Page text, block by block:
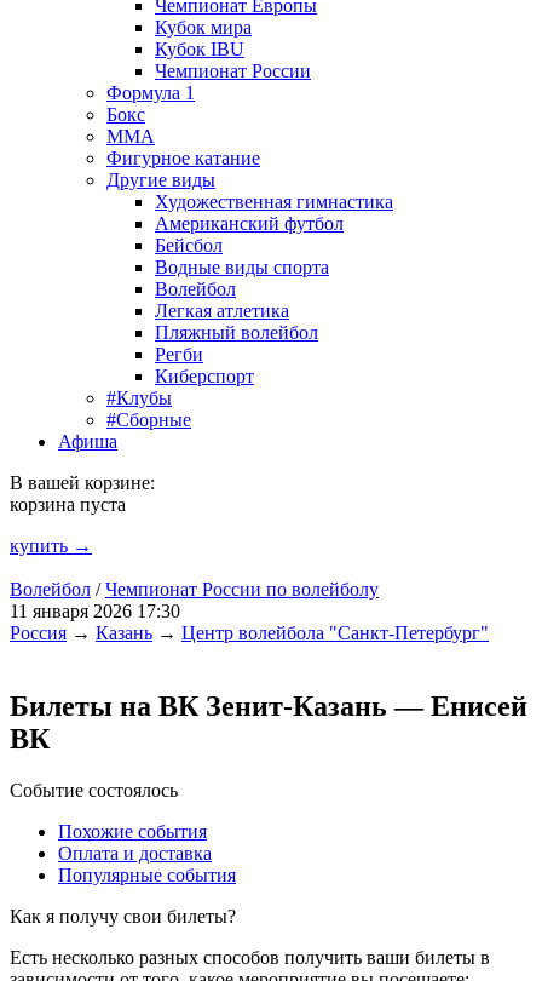
Чемпионат Европы
Кубок мира
Кубок IBU
Чемпионат России
Формула 1
Бокс
MMA
Фигурное катание
Другие виды
Художественная гимнастика
Американский футбол
Бейсбол
Водные виды спорта
Волейбол
Легкая атлетика
Пляжный волейбол
Регби
Киберспорт
#Клубы
#Сборные
Афиша
В вашей корзине:
корзина пуста
купить →
Волейбол /Чемпионат России по волейболу
11 января 2026 17:30
Россия → Казань → Центр волейбола "Санкт-Петербург"
Билеты на ВК Зенит-Казань — Енисей
ВК
Событие состоялось
Похожие события
Оплата и доставка
Популярные события
Как я получу свои билеты?
Есть несколько разных способов получить ваши билеты в